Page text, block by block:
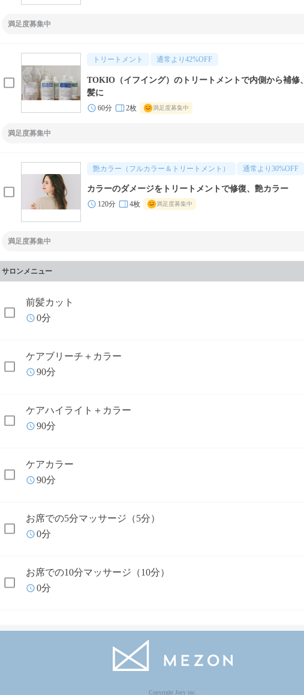
満足度募集中
トリートメント 通常より 42%OFF
TOKIO（イフイング）のトリートメントで内側から補修
髪に
60分 2枚 満足度募集中
満足度募集中
艶カラー（フルカラー＆トリートメント） 通常より 30%OFF
カラーのダメージをトリートメントで修復、艶カラー
120分 4枚 満足度募集中
満足度募集中
サロンメニュー
前髪カット
0分
ケアブリーチ＋カラー
90分
ケアハイライト＋カラー
90分
ケアカラー
90分
お席での5分マッサージ（5分）
0分
お席での10分マッサージ（10分）
0分
Copyright Jocy inc.